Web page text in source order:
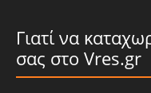
Γιατί να
σας στο Vres.gr